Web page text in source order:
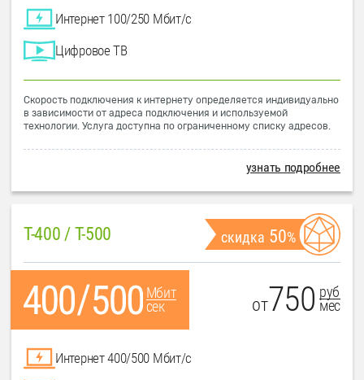
Интернет 100/250 Мбит/с
Цифровое ТВ
Скорость подключения к интернету определяется индивидуально
в зависимости от адреса подключения и используемой
технологии. Услуга доступна по ограниченному списку адресов.
узнать подробнее
T-400 / T-500 скидка 50%
Мбит
сек
от750 руб
мес
Интернет 400/500 Мбит/с